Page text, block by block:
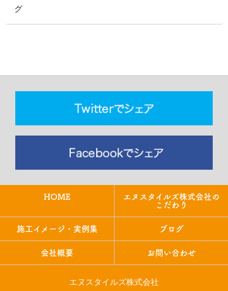
グ
HOME
エヌスタイルズ株式会社の
こだわり
施工イメージ・実例集 ブログ
会社概要 お問い合わせ
エヌスタイルズ株式会社